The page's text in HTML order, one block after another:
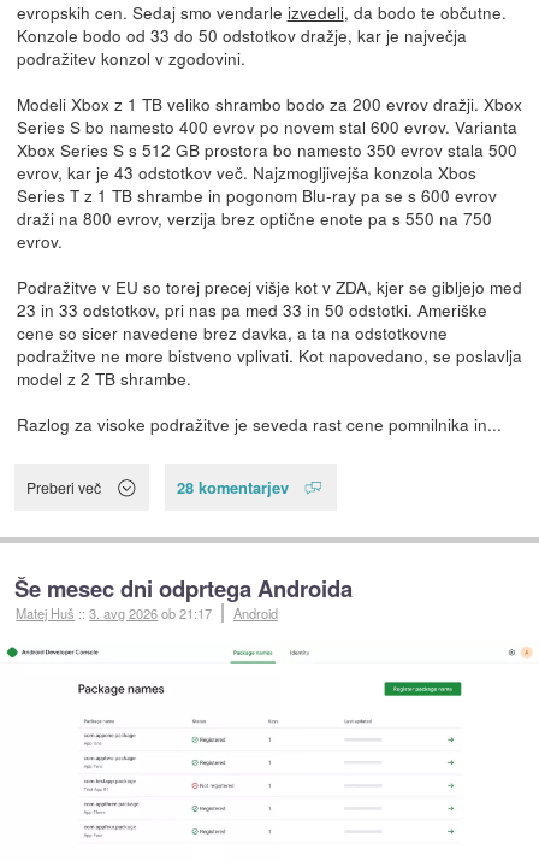
evropskih cen. Sedaj smo vendarle izvedeli, da bodo te občutne.
Konzole bodo od 33 do 50 odstotkov dražje, kar je največja
podražitev konzol v zgodovini.
Modeli Xbox z 1 TB veliko shrambo bodo za 200 evrov dražji. Xbox
Series S bo namesto 400 evrov po novem stal 600 evrov. Varianta
Xbox Series S s 512 GB prostora bo namesto 350 evrov stala 500
evrov, kar je 43 odstotkov več. Najzmogljivejša konzola Xbos
Series T z 1 TB shrambe in pogonom Blu-ray pa se s 600 evrov
draži na 800 evrov, verzija brez optične enote pa s 550 na 750
evrov.
Podražitve v EU so torej precej višje kot v ZDA, kjer se gibljejo med
23 in 33 odstotkov, pri nas pa med 33 in 50 odstotki. Ameriške
cene so sicer navedene brez davka, a ta na odstotkovne
podražitve ne more bistveno vplivati. Kot napovedano, se poslavlja
model z 2 TB shrambe.
Razlog za visoke podražitve je seveda rast cene pomnilnika in...
Preberi več 28 komentarjev
Še mesec dni odprtega Androida
Matej Huš ::3. avg 2026ob 21:17 Android